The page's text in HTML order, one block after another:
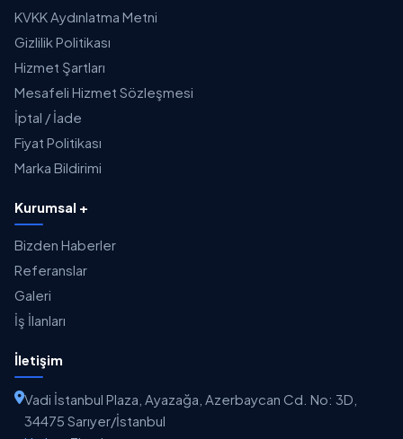
KVKK Aydınlatma Metni
Gizlilik Politikası
Hizmet Şartları
Mesafeli Hizmet Sözleşmesi
İptal / İade
Fiyat Politikası
Marka Bildirimi
Kurumsal +
Bizden Haberler
Referanslar
Galeri
İş İlanları
İletişim
Vadi İstanbul Plaza, Ayazağa, Azerbaycan Cd. No: 3D,
34475 Sarıyer/İstanbul